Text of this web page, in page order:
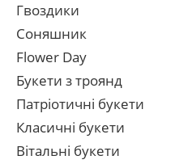
Гвоздики
Соняшник
Flower Day
Букети з троянд
Патріотичні букети
Класичні букети
Вітальні букети